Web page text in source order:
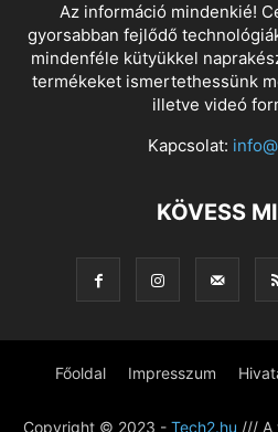
Az információ mindenkié!
gyorsabban fejlődő
mindenféle kütyükkel
termékeket ismertethessünk
illetve videó
Kapcsolat:
KÖVESS
Főoldal Impresszum
Copyright © 2023 - Tech2.hu /// A